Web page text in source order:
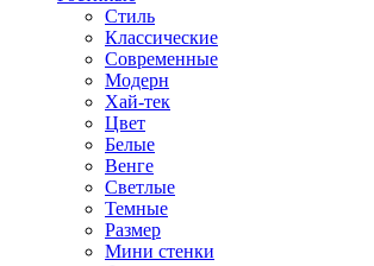
Стиль
Классические
Современные
Модерн
Хай-тек
Цвет
Белые
Венге
Светлые
Темные
Размер
Мини стенки